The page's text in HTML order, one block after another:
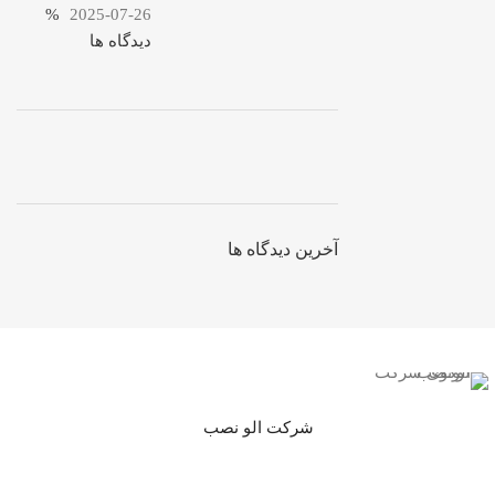
2025-07-26
%
دیدگاه ها
آخرین دیدگاه ها
شرکت الو نصب